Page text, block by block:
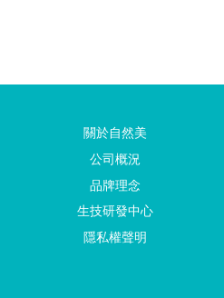
關於自然美
公司概況
品牌理念
生技研發中心
隱私權聲明